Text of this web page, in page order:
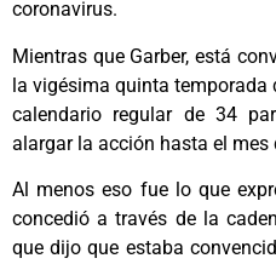
coronavirus.
Mientras que Garber, está
la vigésima quinta temporada
calendario regular de 34
alargar la acción hasta el mes
Al menos eso fue lo que
concedió a través de la
que dijo que estaba